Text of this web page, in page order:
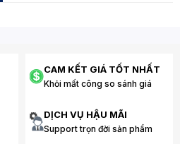
CAM KẾT GIÁ TỐT NHẤT
Khỏi mất công so sánh giá
DỊCH VỤ HẬU MÃI
Support trọn đời sản phẩm